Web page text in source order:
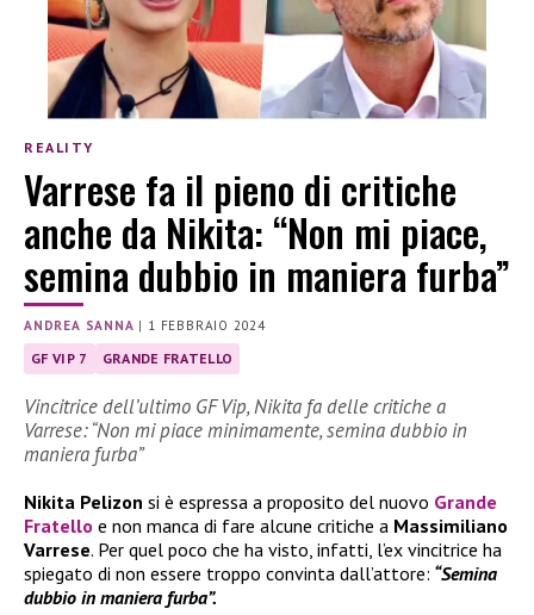
REALITY
Varrese fa il pieno di critiche
anche da Nikita: “Non mi piace,
semina dubbio in maniera furba”
ANDREA SANNA | 1 FEBBRAIO 2024
GF VIP 7 GRANDE FRATELLO
Vincitrice dell’ultimo GF Vip, Nikita fa delle critiche a
Varrese: “Non mi piace minimamente, semina dubbio in
maniera furba”
Nikita Pelizon si è espressa a proposito del nuovo Grande
Fratello e non manca di fare alcune critiche a Massimiliano
Varrese. Per quel poco che ha visto, infatti, l’ex vincitrice ha
spiegato di non essere troppo convinta dall’attore: “Semina
dubbio in maniera furba”.